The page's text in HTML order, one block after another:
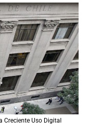
Creciente Uso Digital